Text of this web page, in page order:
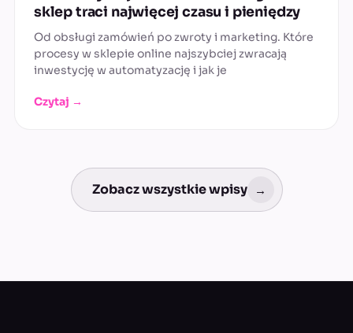
sklep traci najwięcej czasu i pieniędzy
Od obsługi zamówień po zwroty i marketing. Które
procesy w sklepie online najszybciej zwracają
inwestycję w automatyzację i jak je
Czytaj →
Zobacz wszystkie wpisy →